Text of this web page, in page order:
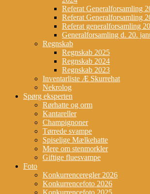
Referat Generalforsamling
Referat Generalforsamling
Referat generalforsamling
Generalforsamling d. 20.
Regnskab
Regnskab 2025
Regnskab 2024
Regnskab 2023
Inventarliste Æ Skurrehat
Nekrolog
Spørg eksperten
Rørhatte og orm
Kantareller
Champignoner
Tørrede svampe
Spiselige Mælkehatte
Mere om stenmorkler
Giftige fluesvampe
Foto
Konkurrenceregler 2026
Konkurrencefoto 2026